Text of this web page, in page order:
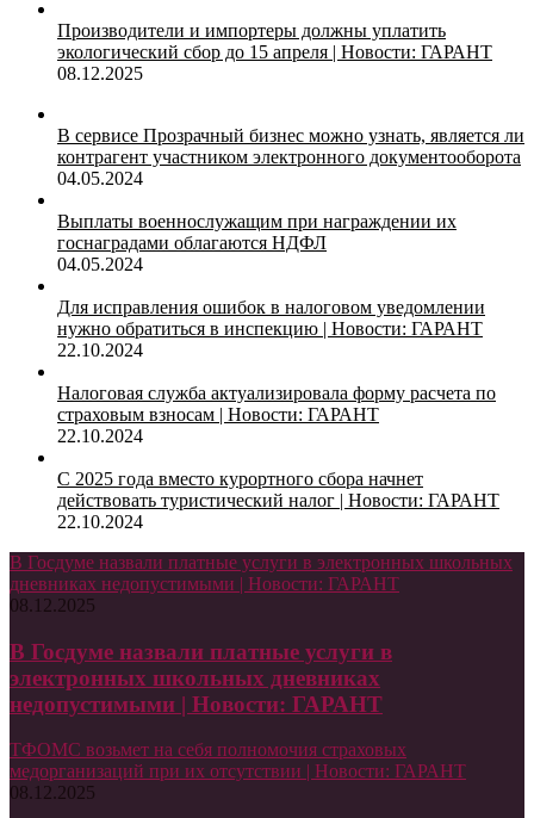
Производители и импортеры должны уплатить
экологический сбор до 15 апреля | Новости: ГАРАНТ
08.12.2025
В сервисе Прозрачный бизнес можно узнать, является ли
контрагент участником электронного документооборота
04.05.2024
Выплаты военнослужащим при награждении их
госнаградами облагаются НДФЛ
04.05.2024
Для исправления ошибок в налоговом уведомлении
нужно обратиться в инспекцию | Новости: ГАРАНТ
22.10.2024
Налоговая служба актуализировала форму расчета по
страховым взносам | Новости: ГАРАНТ
22.10.2024
С 2025 года вместо курортного сбора начнет
действовать туристический налог | Новости: ГАРАНТ
22.10.2024
В Госдуме назвали платные услуги в электронных школьных
дневниках недопустимыми | Новости: ГАРАНТ
08.12.2025
В Госдуме назвали платные услуги в
электронных школьных дневниках
недопустимыми | Новости: ГАРАНТ
ТФОМС возьмет на себя полномочия страховых
медорганизаций при их отсутствии | Новости: ГАРАНТ
08.12.2025